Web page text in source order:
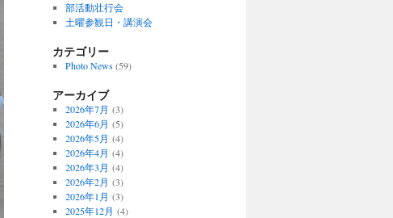
部活動壮行会
土曜参観日・講演会
カテゴリー
Photo News(59)
アーカイブ
2026年7月 (3)
2026年6月 (5)
2026年5月 (4)
2026年4月 (4)
2026年3月 (4)
2026年2月 (3)
2026年1月 (3)
2025年12月 (4)